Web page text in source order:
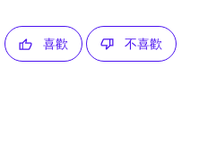
喜歡 不喜歡